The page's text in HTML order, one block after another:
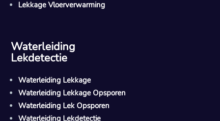
Lekkage Vloerverwarming
Waterleiding
Lekdetectie
Waterleiding Lekkage
Waterleiding Lekkage Opsporen
Waterleiding Lek Opsporen
Waterleiding Lekdetectie